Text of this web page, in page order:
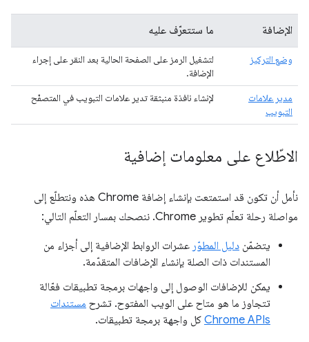
الإضافة ما ستتعرّف عليه
وضع التركيز
لتشغيل الرمز على الصفحة الحالية بعد النقر على إجراء
الإضافة.
مدير علامات
التبويب
لإنشاء نافذة منبثقة تدير علامات التبويب في المتصفّح
الاطّلاع على معلومات إضافية
نأمل أن تكون قد استمتعت بإنشاء إضافة Chrome هذه ونتطلّع إلى
مواصلة رحلة تعلّم تطوير Chrome. ننصحك بمسار التعلّم التالي:
يتضمّن دليل المطوّر عشرات الروابط الإضافية إلى أجزاء من
المستندات ذات الصلة بإنشاء الإضافات المتقدّمة.
يمكن للإضافات الوصول إلى واجهات برمجة تطبيقات فعّالة
تتجاوز ما هو متاح على الويب المفتوح. تشرح مستندات
Chrome APIs كل واجهة برمجة تطبيقات.